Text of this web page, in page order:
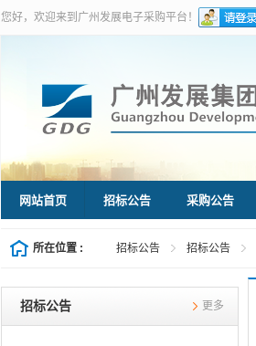
您好，欢迎来到广州发展电子采购平台！
网站首页 招标公告 采购公告
所在位置 : 招标公告 招标公告
招标公告 更多